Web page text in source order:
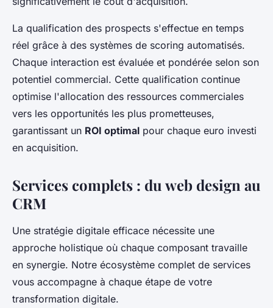
La qualification des prospects s'effectue en temps
réel grâce à des systèmes de scoring automatisés.
Chaque interaction est évaluée et pondérée selon son
potentiel commercial. Cette qualification continue
optimise l'allocation des ressources commerciales
vers les opportunités les plus prometteuses,
garantissant un ROI optimal pour chaque euro investi
en acquisition.
Services complets : du web design au
CRM
Une stratégie digitale efficace nécessite une
approche holistique où chaque composant travaille
en synergie. Notre écosystème complet de services
vous accompagne à chaque étape de votre
transformation digitale.